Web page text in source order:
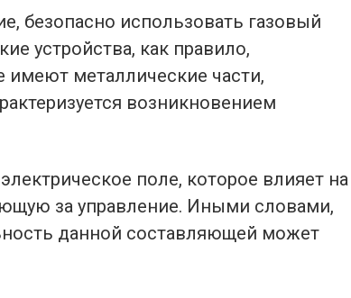
безопасно использовать газовый
устройства, как правило,
имеют металлические части,
возникновением
поле, которое влияет на
за управление. Иными словами,
данной составляющей может